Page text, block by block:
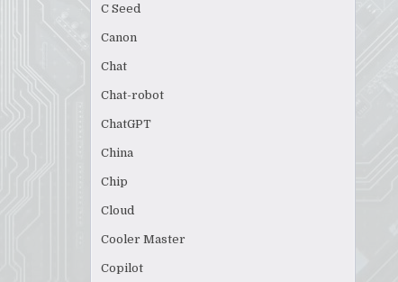
C Seed
Canon
Chat
Chat-robot
ChatGPT
China
Chip
Cloud
Cooler Master
Copilot